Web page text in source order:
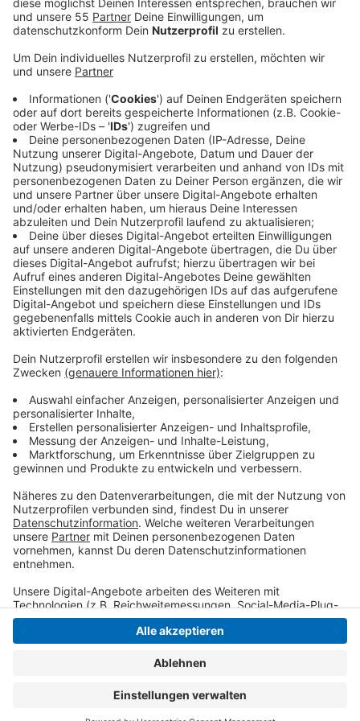
Anzeige
Der Niederrhein ist heute (11.11.) gemeinsam in die
fünfte Jahreszeit gestartet. Unter anderem in Krefeld:
Hier wurden um 11:11 Uhr Peter I. und Andrea III. zum
neuen Prinzenpaar für die kommende Session
ausgerufen. Im Historischen Ratssaal wurde ihnen
symbolisch der Rathausschlüssel überreicht.
Anzeige
Erstes männliches Prinzenpaar in Tönisvorst
Anzeige
warten: Sie werden um 19:11 Uhr im Marienheim zum
Prinzenpaar proklamiert, kündigt die Prinzengarde St.
Tönis an. Es ist das erste Mal, dass es in Tönisvorst ein
rein männliches Prinzenpaar gibt.
Anzeige